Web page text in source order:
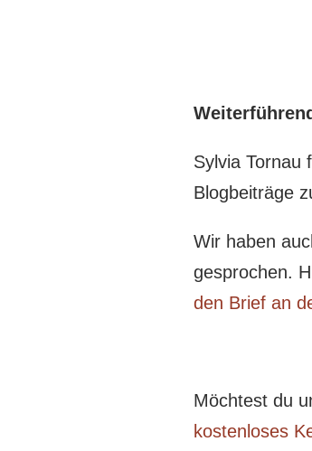
Sylvia
Blogbeiträge
Wir haben
gesprochen.
den Brief an
Möchtest du
kostenloses